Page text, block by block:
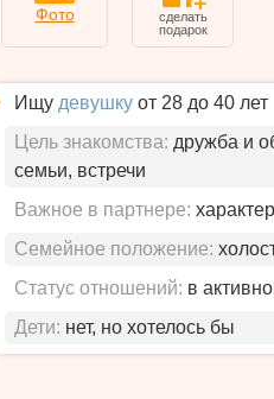
Фото
сделать
подарок
Ищу девушку от 28 до 40 лет
Цель знакомства: дружба и
семьи, встречи
Важное в партнере:
Семейное положение:
Статус отношений: в
Дети: нет, но хотелось бы